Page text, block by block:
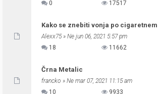
0
17517
Kako se znebiti vonja po
Alexx75» Ne jun 06, 2021 5:57 pm
18
11662
Črna Metalic
francko » Ne mar 07, 2021 11:15 am
10
9933